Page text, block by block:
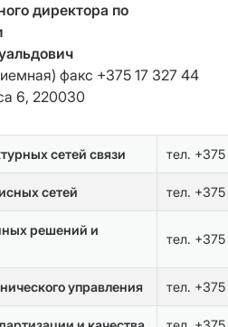
директора по
факс +375 17 327 44
6, 220030
сетей связи тел.
сетей тел.
решений и
тел.
управления тел.